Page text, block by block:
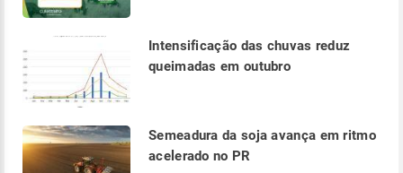
Intensificação das chuvas reduz
queimadas em outubro
Semeadura da soja avança em ritmo
acelerado no PR